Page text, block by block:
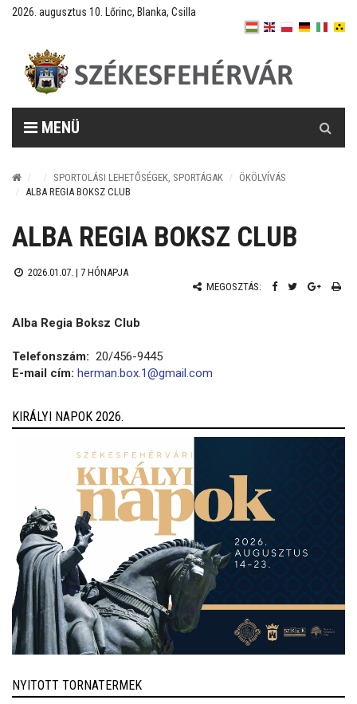
2026. augusztus 10. Lőrinc, Blanka, Csilla
MENÜ
SPORTOLÁSI LEHETŐSÉGEK, SPORTÁGAK
ÖKÖLVÍVÁS
ALBA REGIA BOKSZ CLUB
ALBA REGIA BOKSZ CLUB
2026.01.07. | 7 HÓNAPJA
MEGOSZTÁS:
Alba Regia Boksz Club
Telefonszám: 20/456-9445
E-mail cím: herman.box.1@gmail.com
KIRÁLYI NAPOK 2026.
NYITOTT TORNATERMEK